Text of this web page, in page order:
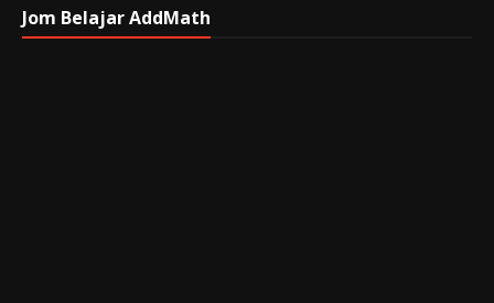
Jom Belajar AddMath